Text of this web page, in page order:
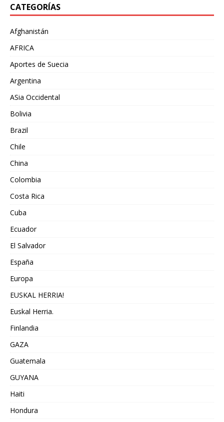
CATEGORÍAS
Afghanistán
AFRICA
Aportes de Suecia
Argentina
ASia Occidental
Bolivia
Brazil
Chile
China
Colombia
Costa Rica
Cuba
Ecuador
El Salvador
España
Europa
EUSKAL HERRIA!
Euskal Herria.
Finlandia
GAZA
Guatemala
GUYANA
Haiti
Hondura